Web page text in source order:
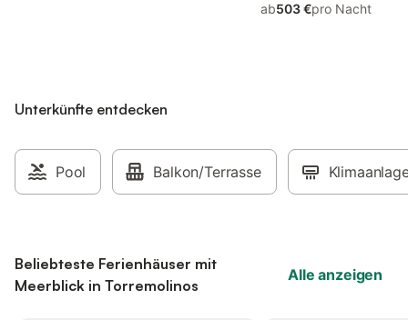
ab503 €pro Nacht
Unterkünfte entdecken
Pool Balkon/Terrasse
Beliebteste Ferienhäuser mit
Meerblick in Torremolinos
Alle anzeigen